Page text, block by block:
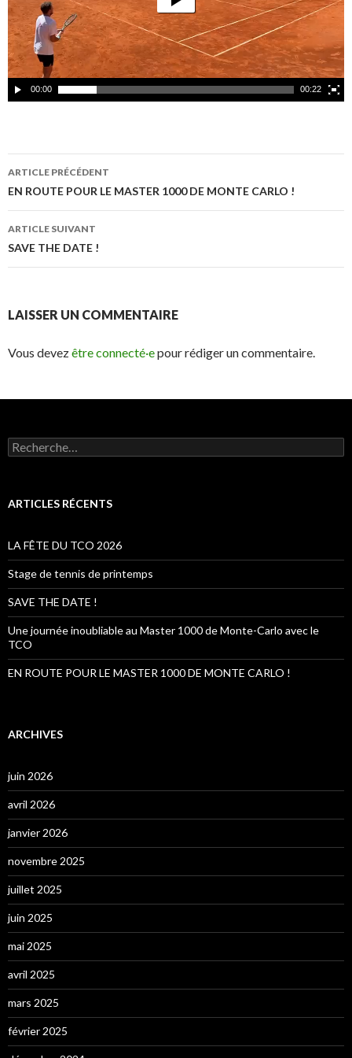
u
r
v
i
00:00 00:22
Navigation
des
articles
ARTICLE PRÉCÉDENT
EN ROUTE POUR LE MASTER 1000 DE MONTE CARLO !
ARTICLE SUIVANT
SAVE THE DATE !
LAISSER UN COMMENTAIRE
Vous devezêtre connecté·epour rédiger un commentaire.
R
e
e
h
e
r
:
ARTICLES RÉCENTS
LA FÊTE DU TCO 2026
Stage de tennis de printemps
SAVE THE DATE !
Une journée inoubliable au Master 1000 de Monte-Carlo avec le
TCO
EN ROUTE POUR LE MASTER 1000 DE MONTE CARLO !
ARCHIVES
juin 2026
avril 2026
janvier 2026
novembre 2025
juillet 2025
juin 2025
mai 2025
avril 2025
mars 2025
février 2025